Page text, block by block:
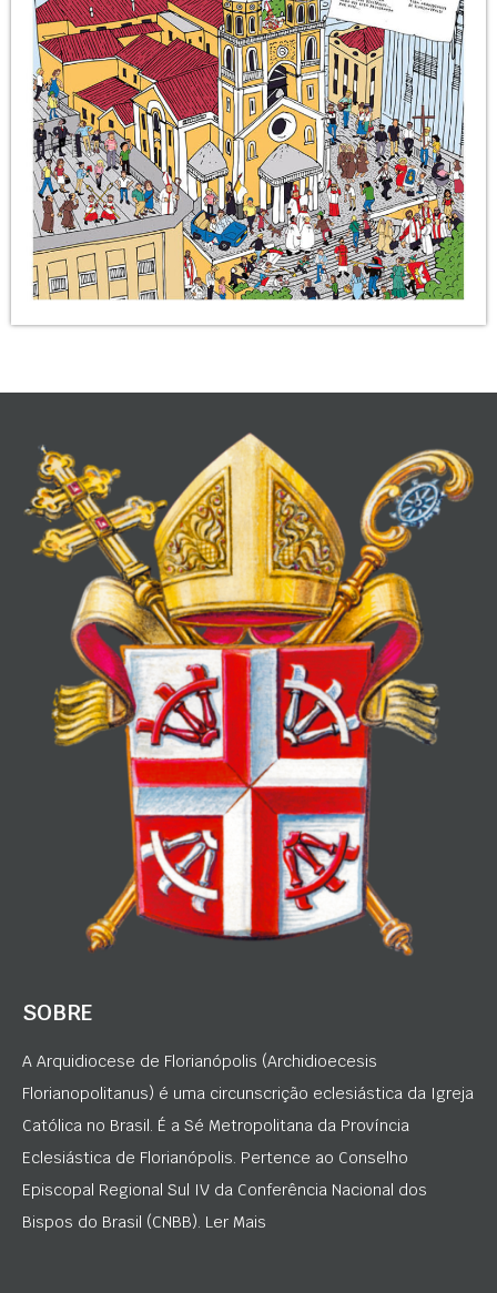
SOBRE
A Arquidiocese de Florianópolis (Archidioecesis
Florianopolitanus) é uma circunscrição eclesiástica da Igreja
Católica no Brasil. É a Sé Metropolitana da Província
Eclesiástica de Florianópolis. Pertence ao Conselho
Episcopal Regional Sul IV da Conferência Nacional dos
Bispos do Brasil (CNBB). Ler Mais